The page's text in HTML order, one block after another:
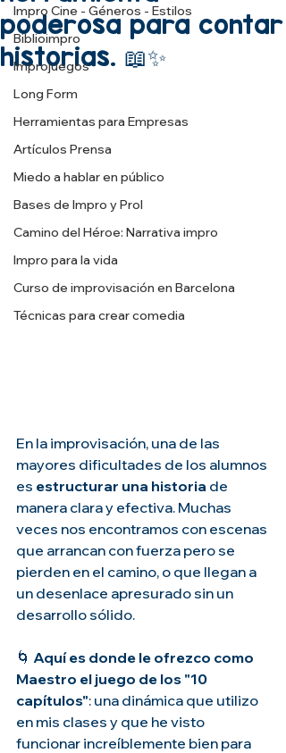
Impro Cine - Géneros - Estilos
Biblioimpro
Improjuegos
Long Form
Herramientas para Empresas
Artículos Prensa
Miedo a hablar en público
Bases de Impro y Prol
Camino del Héroe: Narrativa impro
Impro para la vida
Curso de improvisación en Barcelona
Técnicas para crear comedia
poderosa para contar
historias. 📖✨
En la improvisación, una de las
mayores dificultades de los alumnos
es estructurar una historia de
manera clara y efectiva. Muchas
veces nos encontramos con escenas
que arrancan con fuerza pero se
pierden en el camino, o que llegan a
un desenlace apresurado sin un
desarrollo sólido.
🌀 Aquí es donde le ofrezco como
Maestro el juego de los "10
capítulos": una dinámica que utilizo
en mis clases y que he visto
funcionar increíblemente bien para